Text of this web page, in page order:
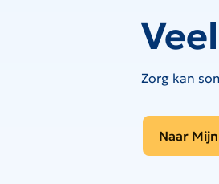
Zorg kan
Naar